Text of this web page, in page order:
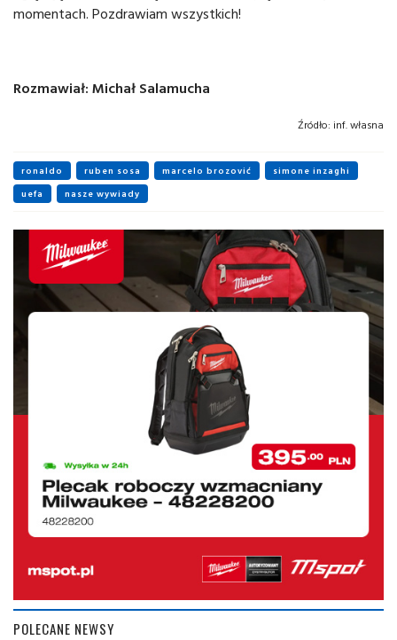
momentach. Pozdrawiam wszystkich!
Rozmawiał: Michał Salamucha
Źródło: inf. własna
ronaldo ruben sosa marcelo brozović
simone inzaghi
uefa
nasze wywiady
POLECANE NEWSY